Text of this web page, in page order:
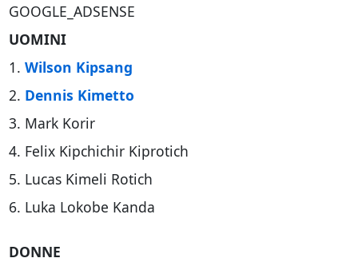
GOOGLE_ADSENSE
UOMINI
1. Wilson Kipsang
2. Dennis Kimetto
3. Mark Korir
4. Felix Kipchichir Kiprotich
5. Lucas Kimeli Rotich
6. Luka Lokobe Kanda
DONNE